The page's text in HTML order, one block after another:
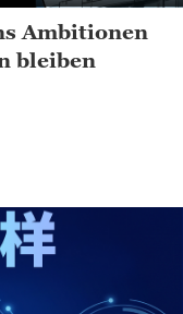
Ambitionen
bleiben